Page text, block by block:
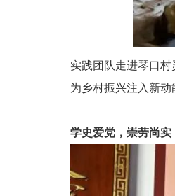
实践团队走进琴口
为乡村振兴注入新动
学史爱党，崇劳尚实